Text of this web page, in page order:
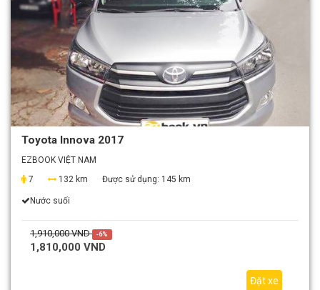
Toyota Innova 2017
EZBOOK VIỆT NAM
7
132 km Được sử dụng: 145 km
Nước suối
1,910,000 VND -6%
1,810,000 VND
Đặt xe